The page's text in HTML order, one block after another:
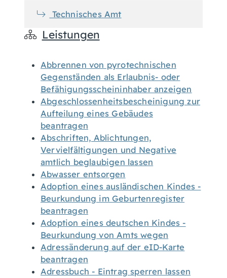
Technisches Amt
Leistungen
Abbrennen von pyrotechnischen
Gegenständen als Erlaubnis- oder
Befähigungsscheininhaber anzeigen
Abgeschlossenheitsbescheinigung zur
Aufteilung eines Gebäudes
beantragen
Abschriften, Ablichtungen,
Vervielfältigungen und Negative
amtlich beglaubigen lassen
Abwasser entsorgen
Adoption eines ausländischen Kindes -
Beurkundung im Geburtenregister
beantragen
Adoption eines deutschen Kindes -
Beurkundung von Amts wegen
Adressänderung auf der eID-Karte
beantragen
Adressbuch - Eintrag sperren lassen